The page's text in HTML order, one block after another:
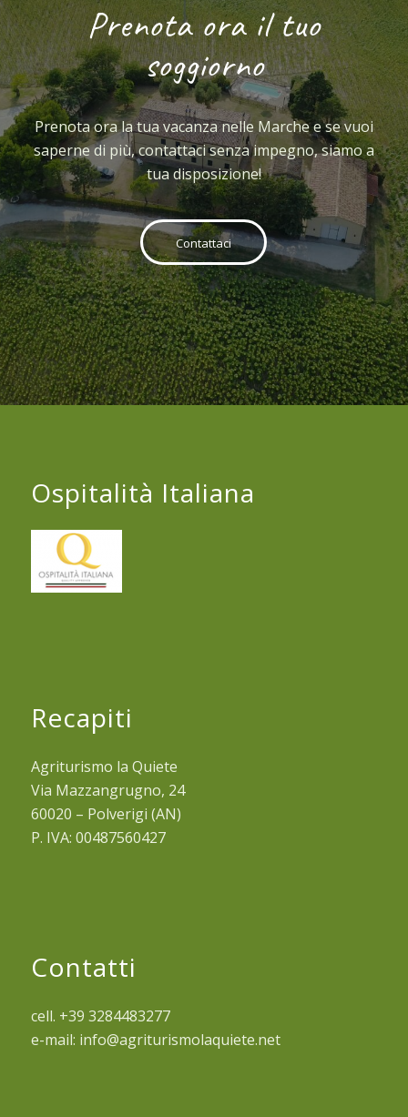
Prenota ora il tuo
soggiorno
Prenota ora la tua vacanza nelle Marche e se vuoi
saperne di più, contattaci senza impegno, siamo a
tua disposizione!
Contattaci
Ospitalità Italiana
Recapiti
Agriturismo la Quiete
Via Mazzangrugno, 24
60020 – Polverigi (AN)
P. IVA: 00487560427
Contatti
cell. +39 3284483277
e-mail: info@agriturismolaquiete.net